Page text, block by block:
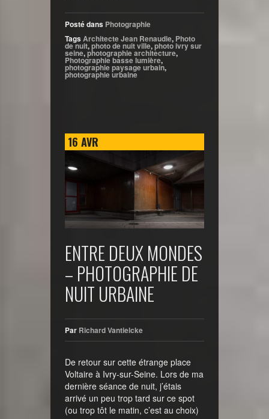
Posté dans Photographie
TagsArchitecte Jean Renaudie, Photo
de nuit,photo de nuit ville,photo ivry sur
seine,photographie architecture,
Photographie basse lumière,
photographie paysage urbain,
photographie urbaine
16 AVR
ENTRE DEUX MONDES
– PHOTOGRAPHIE DE
NUIT URBAINE
Par Richard Vantielcke
De retour sur cette étrange place
Voltaire à Ivry-sur-Seine. Lors de ma
dernière séance de nuit, j’étais
arrivé un peu trop tard sur ce spot
(ou trop tôt le matin, c’est au choix)